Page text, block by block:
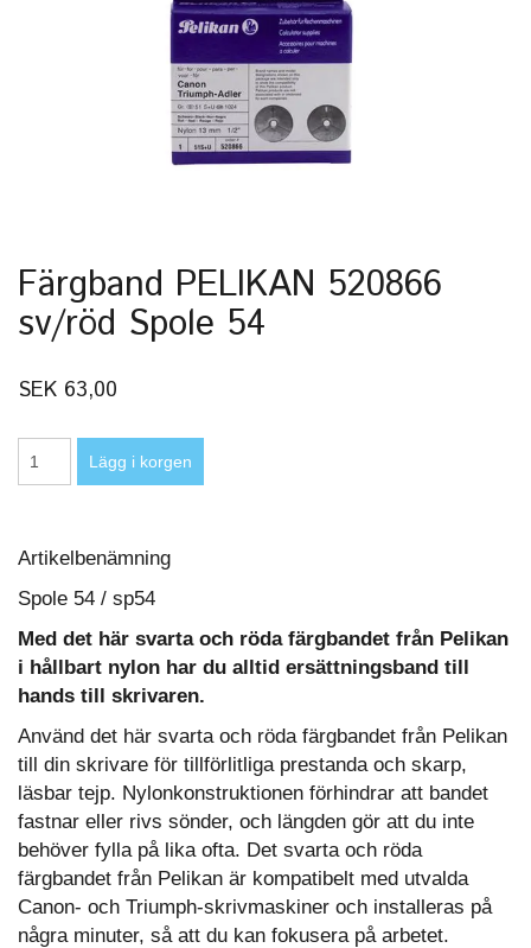
Färgband PELIKAN 520866
sv/röd Spole 54
SEK 63,00
Artikelbenämning
Spole 54 / sp54
Med det här svarta och röda färgbandet från Pelikan
i hållbart nylon har du alltid ersättningsband till
hands till skrivaren.
Använd det här svarta och röda färgbandet från Pelikan
till din skrivare för tillförlitliga prestanda och skarp,
läsbar tejp. Nylonkonstruktionen förhindrar att bandet
fastnar eller rivs sönder, och längden gör att du inte
behöver fylla på lika ofta. Det svarta och röda
färgbandet från Pelikan är kompatibelt med utvalda
Canon- och Triumph-skrivmaskiner och installeras på
några minuter, så att du kan fokusera på arbetet.